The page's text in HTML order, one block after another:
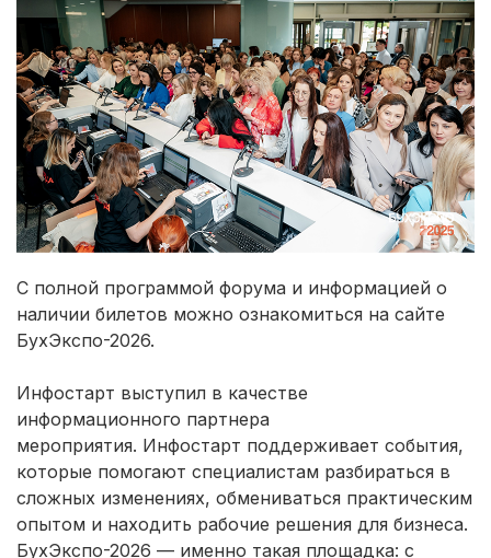
С полной программой форума и информацией о
наличии билетов можно ознакомиться на сайте
БухЭкспо-2026.
Инфостарт выступил в качестве
информационного партнера
мероприятия. Инфостарт поддерживает события,
которые помогают специалистам разбираться в
сложных изменениях, обмениваться практическим
опытом и находить рабочие решения для бизнеса.
БухЭкспо-2026 — именно такая площадка: с